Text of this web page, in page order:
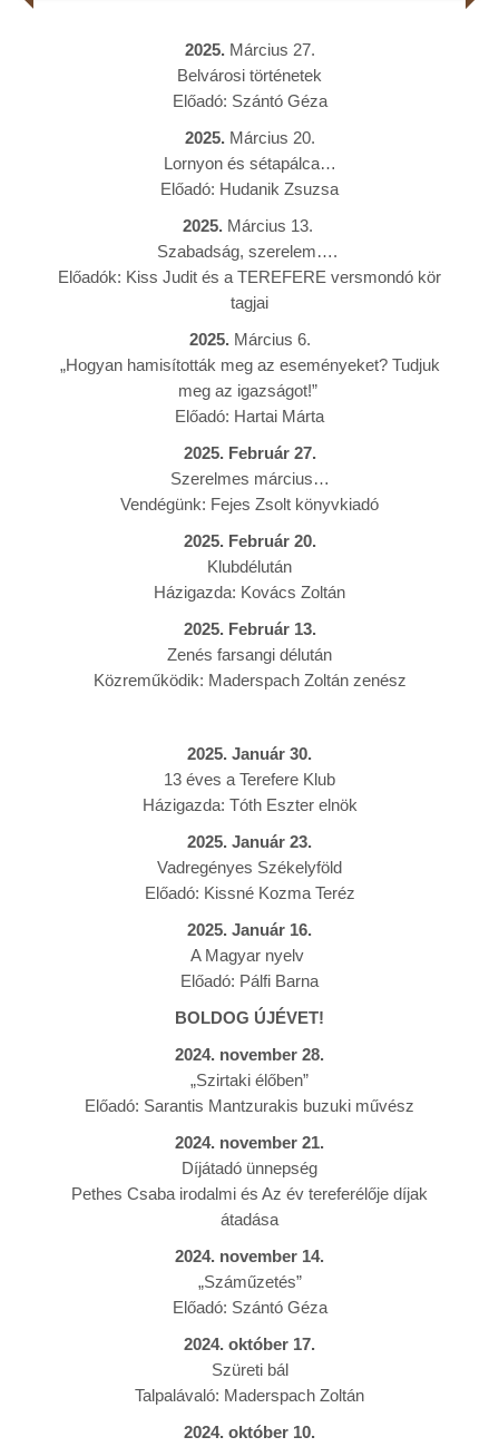
2025.Március 27.
Belvárosi történetek
Előadó: Szántó Géza
2025.Március 20.
Lornyon és sétapálca…
Előadó: Hudanik Zsuzsa
2025.Március 13.
Szabadság, szerelem….
Előadók: Kiss Judit és a TEREFERE versmondó kör
tagjai
2025.Március 6.
„Hogyan hamisították meg az eseményeket? Tudjuk
meg az igazságot!”
Előadó: Hartai Márta
2025. Február 27.
Szerelmes március…
Vendégünk: Fejes Zsolt könyvkiadó
2025. Február 20.
Klubdélután
Házigazda: Kovács Zoltán
2025. Február 13.
Zenés farsangi délután
Közreműködik: Maderspach Zoltán zenész
2025. Január 30.
13 éves a Terefere Klub
Házigazda: Tóth Eszter elnök
2025. Január 23.
Vadregényes Székelyföld
Előadó: Kissné Kozma Teréz
2025. Január 16.
A Magyar nyelv
Előadó: Pálfi Barna
BOLDOG ÚJÉVET!
2024. november 28.
„Szirtaki élőben”
Előadó: Sarantis Mantzurakis buzuki művész
2024. november 21.
Díjátadó ünnepség
Pethes Csaba irodalmi és Az év tereferélője díjak
átadása
2024. november 14.
„Száműzetés”
Előadó: Szántó Géza
2024. október 17.
Szüreti bál
Talpalávaló: Maderspach Zoltán
2024. október 10.